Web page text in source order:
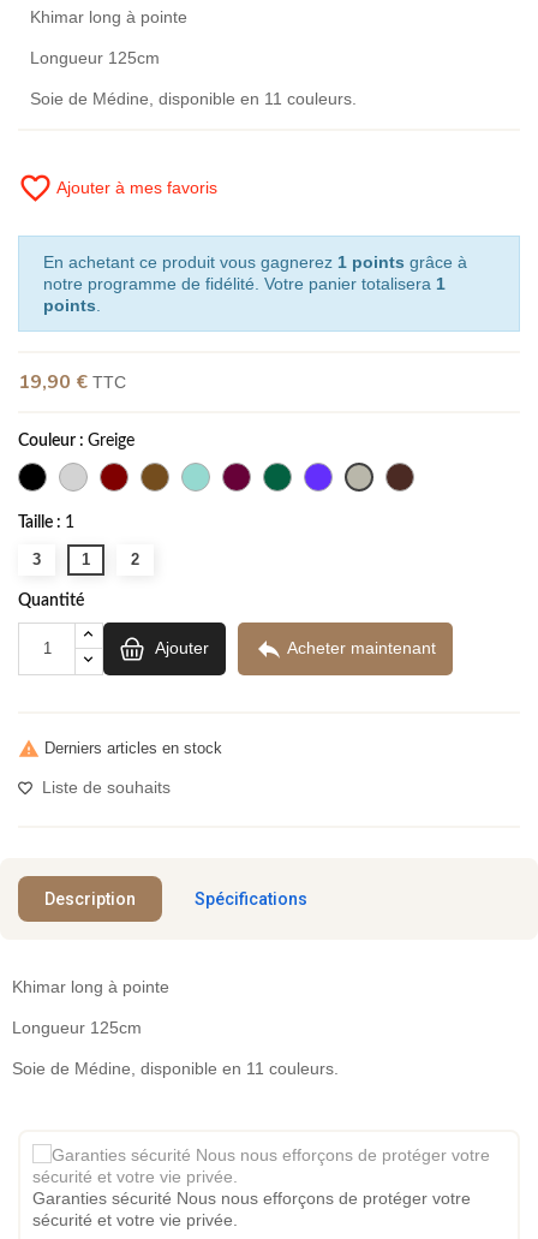
Khimar long à pointe
Longueur 125cm
Soie de Médine, disponible en 11 couleurs.
favorite_border Ajouter à mes favoris
En achetant ce produit vous gagnerez 1 points grâce à
notre programme de fidélité. Votre panier totalisera 1
points
19,90 € TTC
Couleur : Greige
Taille : 1
3 1 2
Quantité
Ajouter  Acheter maintenant
 Derniers articles en stock
Liste de souhaits
Description Spécifications
Khimar long à pointe
Longueur 125cm
Soie de Médine, disponible en 11 couleurs.
Garanties sécurité Nous nous efforçons de protéger votre
sécurité et votre vie privée.